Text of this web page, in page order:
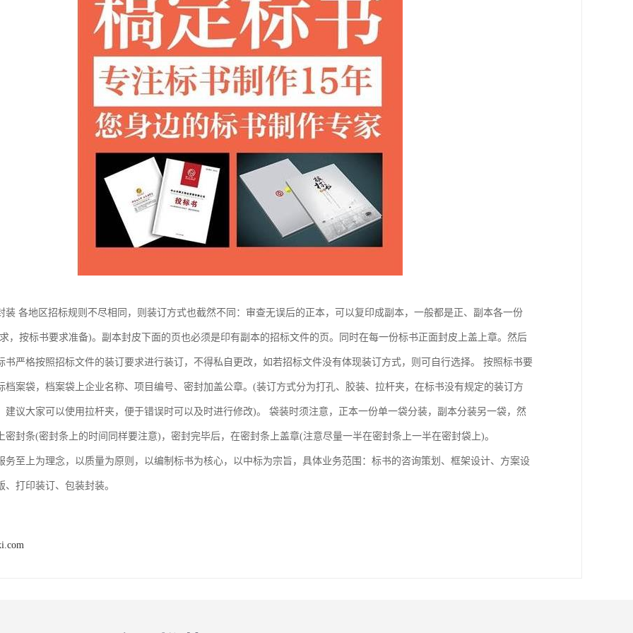
装 各地区招标规则不尽相同，则装订方式也截然不同：审查无误后的正本，可以复印成副本，一般都是正、副本各一份
，按标书要求准备)。副本封皮下面的页也必须是印有副本的招标文件的页。同时在每一份标书正面封皮上盖上章。然后
书严格按照招标文件的装订要求进行装订，不得私自更改，如若招标文件没有体现装订方式，则可自行选择。 按照标书要
档案袋，档案袋上企业名称、项目编号、密封加盖公章。(装订方式分为打孔、胶装、拉杆夹，在标书没有规定的装订方
建议大家可以使用拉杆夹，便于错误时可以及时进行修改)。 袋装时须注意，正本一份单一袋分装，副本分装另一袋，然
密封条(密封条上的时间同样要注意)，密封完毕后，在密封条上盖章(注意尽量一半在密封条上一半在密封袋上)。
务至上为理念，以质量为原则，以编制标书为核心，以中标为宗旨，具体业务范围：标书的咨询策划、框架设计、方案设
、打印装订、包装封装。